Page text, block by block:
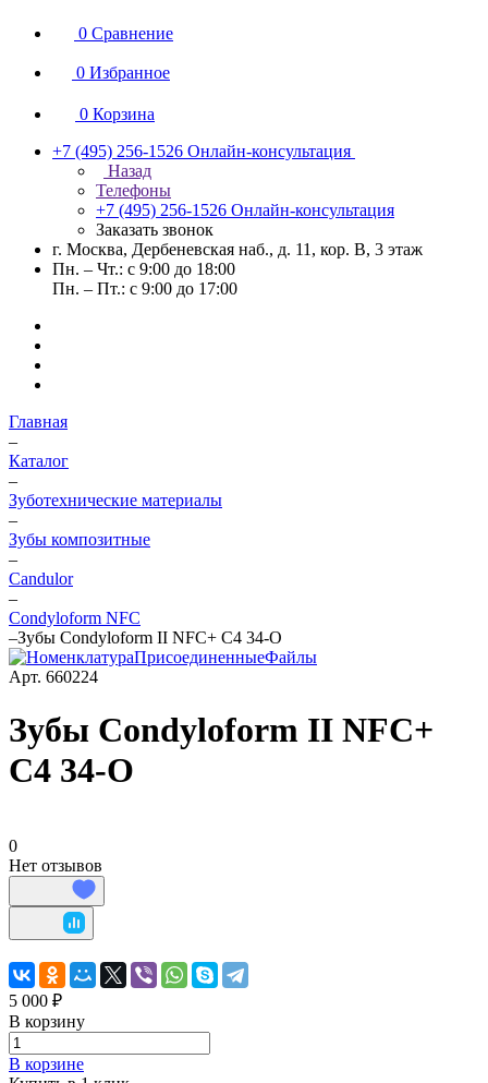
0 Сравнение
0 Избранное
0 Корзина
+7 (495) 256-1526 Онлайн-консультация
Назад
Телефоны
+7 (495) 256-1526 Онлайн-консультация
Заказать звонок
г. Москва, Дербеневская наб., д. 11, кор. В, 3 этаж
Пн. – Чт.: с 9:00 до 18:00
Пн. – Пт.: с 9:00 до 17:00
Главная
–
Каталог
–
Зуботехнические материалы
–
Зубы композитные
–
Candulor
–
Condyloform NFC
–Зубы Condyloform II NFC+ C4 34-O
Арт. 660224
Зубы Condyloform II NFC+
C4 34-O
0
Нет отзывов
5 000 ₽
В корзину
В корзине